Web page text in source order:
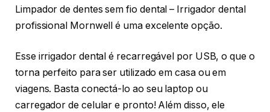
Limpador de dentes sem fio dental – Irrigador dental
profissional Mornwell é uma excelente opção.
Esse irrigador dental é recarregável por USB, o que o
torna perfeito para ser utilizado em casa ou em
viagens. Basta conectá-lo ao seu laptop ou
carregador de celular e pronto! Além disso, ele